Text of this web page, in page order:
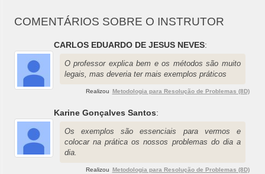
COMENTÁRIOS SOBRE O INSTRUTOR
CARLOS EDUARDO DE JESUS NEVES:
O professor explica bem e os métodos são muito
legais, mas deveria ter mais exemplos práticos
Realizou Metodologia para Resolução de Problemas (8D)
Karine Gonçalves Santos:
Os exemplos são essenciais para vermos e
colocar na prática os nossos problemas do dia a
dia.
Realizou Metodologia para Resolução de Problemas (8D)